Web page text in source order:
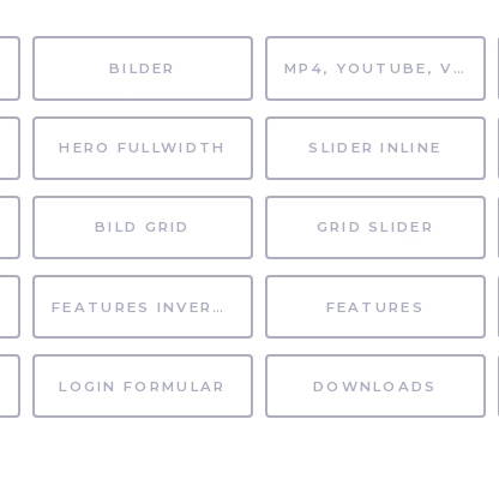
BILDER MP4, YOUTUBE, VIMEO
HERO FULLWIDTH SLIDER INLINE
BILD GRID GRID SLIDER
FEATURES INVERTIERT FEATURES
LOGIN FORMULAR DOWNLOADS